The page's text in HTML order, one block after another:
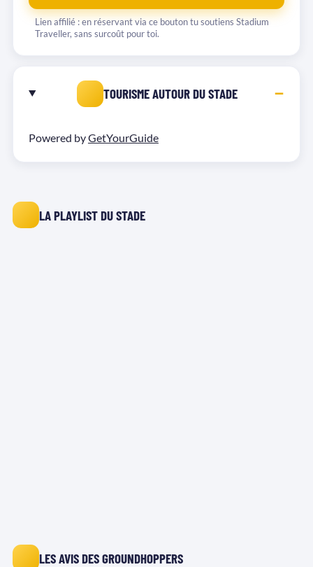
Lien affilié : en réservant via ce bouton tu soutiens Stadium
Traveller, sans surcoût pour toi.
TOURISME AUTOUR DU STADE
Powered byGetYourGuide
LA PLAYLIST DU STADE
LES AVIS DES GROUNDHOPPERS